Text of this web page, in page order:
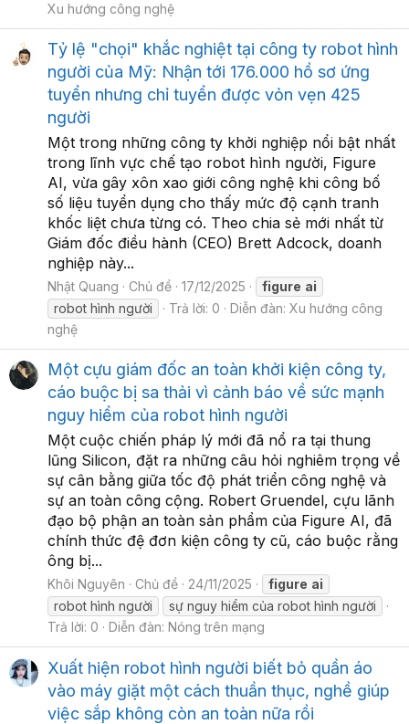
Xu hướng công nghệ
Tỷ lệ "chọi" khắc nghiệt tại công ty robot hình
người của Mỹ: Nhận tới 176.000 hồ sơ ứng
tuyển nhưng chỉ tuyển được vỏn vẹn 425
người
Một trong những công ty khởi nghiệp nổi bật nhất
trong lĩnh vực chế tạo robot hình người, Figure
AI, vừa gây xôn xao giới công nghệ khi công bố
số liệu tuyển dụng cho thấy mức độ cạnh tranh
khốc liệt chưa từng có. Theo chia sẻ mới nhất từ
Giám đốc điều hành (CEO) Brett Adcock, doanh
nghiệp này...
Nhật Quang Chủ đề 17/12/2025 figure ai
robot hình người
Trả lời: 0 Diễn đàn: Xu hướng công
nghệ
Một cựu giám đốc an toàn khởi kiện công ty,
cáo buộc bị sa thải vì cảnh báo về sức mạnh
nguy hiểm của robot hình người
Một cuộc chiến pháp lý mới đã nổ ra tại thung
lũng Silicon, đặt ra những câu hỏi nghiêm trọng về
sự cân bằng giữa tốc độ phát triển công nghệ và
sự an toàn công cộng. Robert Gruendel, cựu lãnh
đạo bộ phận an toàn sản phẩm của Figure AI, đã
chính thức đệ đơn kiện công ty cũ, cáo buộc rằng
ông bị...
Khôi Nguyên Chủ đề 24/11/2025 figure ai
robot hình người
sự nguy hiểm của robot hình người
Trả lời: 0
Diễn đàn: Nóng trên mạng
Xuất hiện robot hình người biết bỏ quần áo
vào máy giặt một cách thuần thục, nghề giúp
việc sắp không còn an toàn nữa rồi